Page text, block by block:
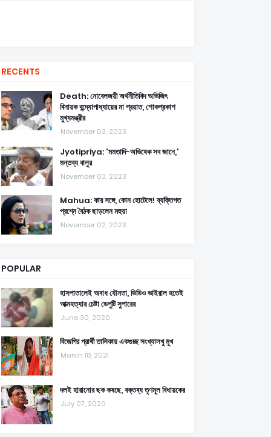
RECENTS
Death: নোবেলজয়ী অর্থনীতিবিদ অভিজিৎ
বিনায়ক বন্দ্যোপাধ্যায়ের মা প্রয়াত, শোকপ্রকাশ
মুখ্যমন্ত্রীর
November 03, 2023
Jyotipriya: 'মমতাদি-অভিষেক সব জানে,'
মন্তব্য বালুর
November 03, 2023
Mahua: কার সঙ্গে, কোন হোটেলে! ব্যক্তিগত
প্রশ্নে বৈঠক ছাড়লেন মহুয়া
November 02, 2023
POPULAR
হাসপাতালেই অবাধ যৌনতা, ভিডিও ভাইরাল হতেই
আত্মহত্যার চেষ্টা ডেপুটি সুপারের
June 30, 2020
বিজেপির প্রার্থী তালিকায় একগুচ্ছ সংখ্যালখু মুখ
March 18, 2021
দলই হারানোর ছক কষছে, বক্তব্য তৃণমূল বিধায়কের
July 07, 2020